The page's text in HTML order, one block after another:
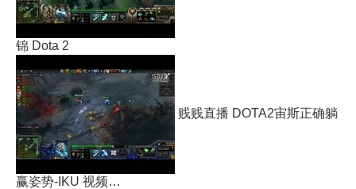
锦 Dota 2
贱贱直播 DOTA2宙斯正确躺
赢姿势-IKU 视频…